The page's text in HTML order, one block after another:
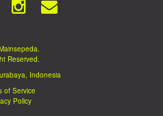
Reserved.
Indonesia
of Service
Policy